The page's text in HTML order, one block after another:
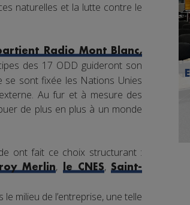
naturelles et la lutte contre le
Radio Mont Blanc,
des 17 ODD guideront son
se sont fixée les Nations Unies
Au fur et à mesure des
de plus en plus à un monde
ont fait ce choix structurant :
Merlin, le CNES,Saint-
milieu de l’entreprise, une telle